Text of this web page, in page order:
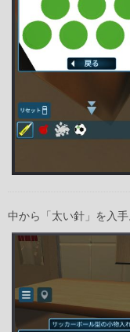
中から「太い針」を入手